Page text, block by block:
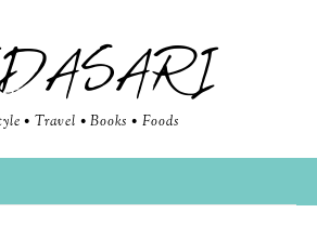
• Travel • Books • Foods